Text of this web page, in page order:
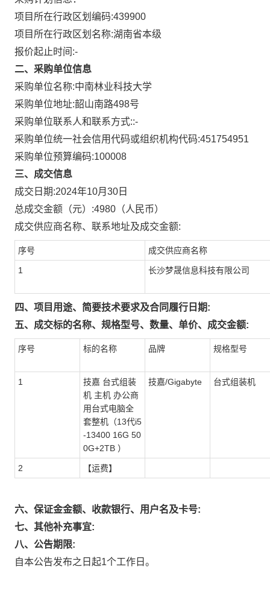
项目所在行政区划编码:439900
项目所在行政区划名称:湖南省本级
报价起止时间:-
二、采购单位信息
采购单位名称:中南林业科技大学
采购单位地址:韶山南路498号
采购单位联系人和联系方式::-
采购单位统一社会信用代码或组织机构代码:451754951
采购单位预算编码:100008
三、成交信息
成交日期:2024年10月30日
总成交金额（元）:4980 （人民币）
成交供应商名称、联系地址及成交金额:
序号 成交供应商名称
1 长沙梦晟信息科技有限公司
四、项目用途、简要技术要求及合同履行日期:
五、成交标的名称、规格型号、数量、单价、成交金额:
序号 标的名称 品牌 规格型号
1
技嘉 台式组装
机 主机 办公商
用台式电脑全
套整机（13代i5
-13400 16G 50
0G+2TB ）
技嘉/Gigabyte 台式组装机
2 【运费】
六、保证金金额、收款银行、用户名及卡号:
七、其他补充事宜:
八、公告期限:
自本公告发布之日起1个工作日。